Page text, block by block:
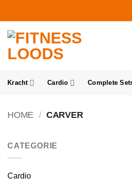
inhoud
Kracht Cardio Complete
HOME / CARVER
CATEGORIE
Cardio